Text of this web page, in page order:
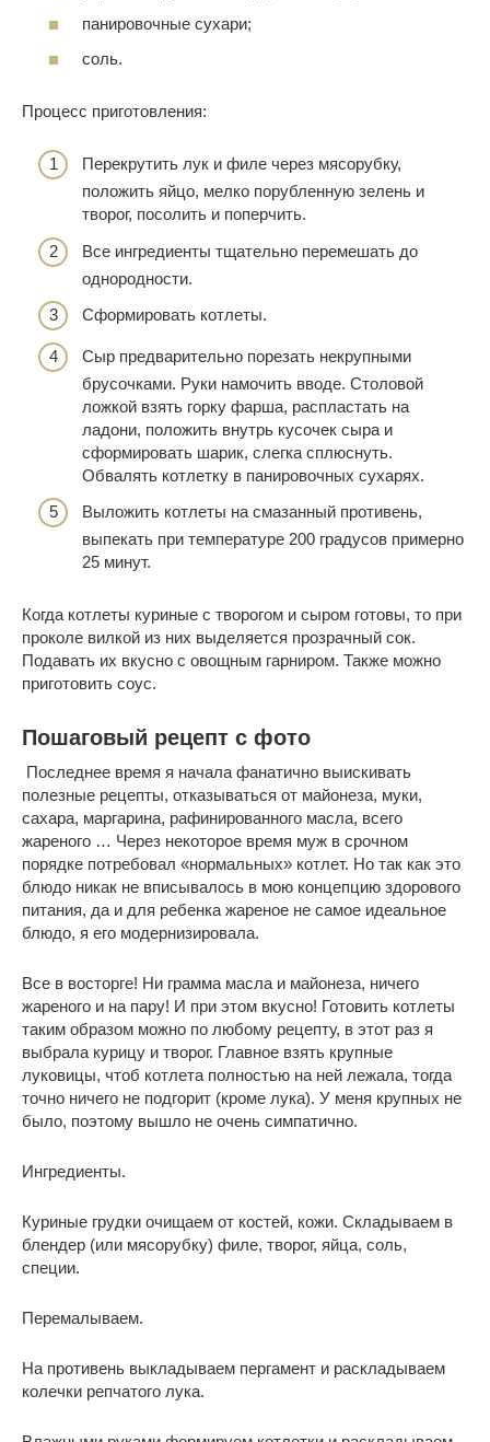
панировочные сухари;
соль.
Процесс приготовления:
Перекрутить лук и филе через мясорубку,
положить яйцо, мелко порубленную зелень и
творог, посолить и поперчить.
Все ингредиенты тщательно перемешать до
однородности.
Сформировать котлеты.
Сыр предварительно порезать некрупными
брусочками. Руки намочить вводе. Столовой
ложкой взять горку фарша, распластать на
ладони, положить внутрь кусочек сыра и
сформировать шарик, слегка сплюснуть.
Обвалять котлетку в панировочных сухарях.
Выложить котлеты на смазанный противень,
выпекать при температуре 200 градусов примерно
25 минут.
Когда котлеты куриные с творогом и сыром готовы, то при
проколе вилкой из них выделяется прозрачный сок.
Подавать их вкусно с овощным гарниром. Также можно
приготовить соус.
Пошаговый рецепт с фото
Последнее время я начала фанатично выискивать
полезные рецепты, отказываться от майонеза, муки,
сахара, маргарина, рафинированного масла, всего
жареного … Через некоторое время муж в срочном
порядке потребовал «нормальных» котлет. Но так как это
блюдо никак не вписывалось в мою концепцию здорового
питания, да и для ребенка жареное не самое идеальное
блюдо, я его модернизировала.
Все в восторге! Ни грамма масла и майонеза, ничего
жареного и на пару! И при этом вкусно! Готовить котлеты
таким образом можно по любому рецепту, в этот раз я
выбрала курицу и творог. Главное взять крупные
луковицы, чтоб котлета полностью на ней лежала, тогда
точно ничего не подгорит (кроме лука). У меня крупных не
было, поэтому вышло не очень симпатично.
Ингредиенты.
Куриные грудки очищаем от костей, кожи. Складываем в
блендер (или мясорубку) филе, творог, яйца, соль,
специи.
Перемалываем.
На противень выкладываем пергамент и раскладываем
колечки репчатого лука.